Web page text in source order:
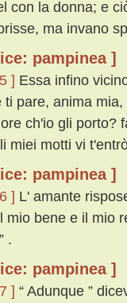
con la donna; e
ma invano
pampinea ]
] Essa infino
ti pare, anima
ch'io gli porto?
miei motti vi
pampinea ]
] L' amante
mio bene e il mio
.
pampinea ]
] “ Adunque ”